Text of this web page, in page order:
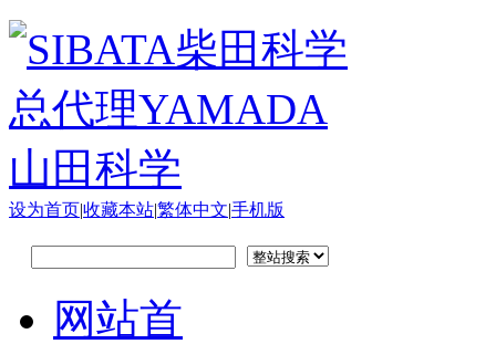
设为首页|收藏本站|繁体中文|手机版
网站首